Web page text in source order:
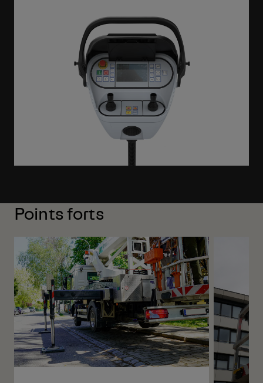
Points forts